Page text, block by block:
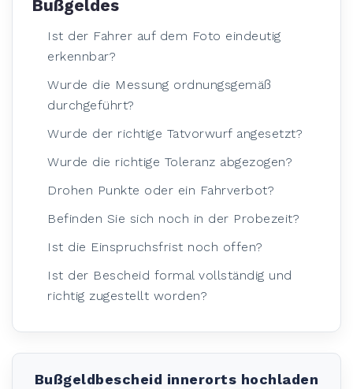
Bußgeldes
Ist der Fahrer auf dem Foto eindeutig
erkennbar?
Wurde die Messung ordnungsgemäß
durchgeführt?
Wurde der richtige Tatvorwurf angesetzt?
Wurde die richtige Toleranz abgezogen?
Drohen Punkte oder ein Fahrverbot?
Befinden Sie sich noch in der Probezeit?
Ist die Einspruchsfrist noch offen?
Ist der Bescheid formal vollständig und
richtig zugestellt worden?
Bußgeldbescheid innerorts hochladen